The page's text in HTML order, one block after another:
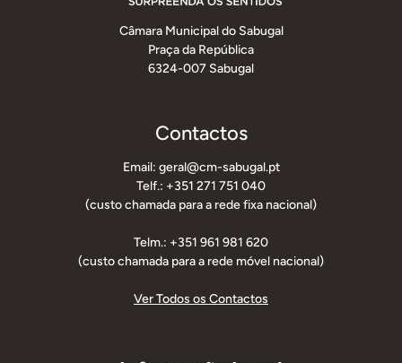
Câmara Municipal do Sabugal
Praça da República
6324-007 Sabugal
Contactos
Email: geral@cm-sabugal.pt
Telf.: +351 271 751 040
(custo chamada para a rede fixa nacional)
Telm.: +351 961 981 620
(custo chamada para a rede móvel nacional)
Ver Todos os Contactos